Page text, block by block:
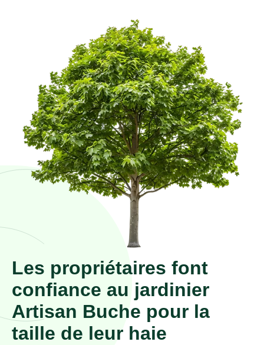
Les propriétaires font
confiance au jardinier
Artisan Buche pour la
taille de leur haie